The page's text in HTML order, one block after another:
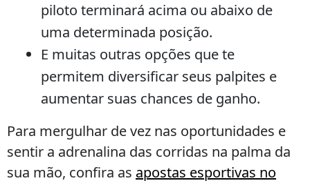
piloto terminará acima ou abaixo de
uma determinada posição.
E muitas outras opções que te
permitem diversificar seus palpites e
aumentar suas chances de ganho.
Para mergulhar de vez nas oportunidades e
sentir a adrenalina das corridas na palma da
sua mão, confira as apostas esportivas no